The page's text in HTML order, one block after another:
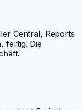
Central, Reports
fertig. Die